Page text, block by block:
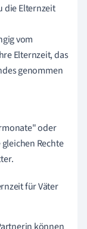
die Elternzeit
vom
Elternzeit, das
genommen
oder
Rechte
für Väter
können